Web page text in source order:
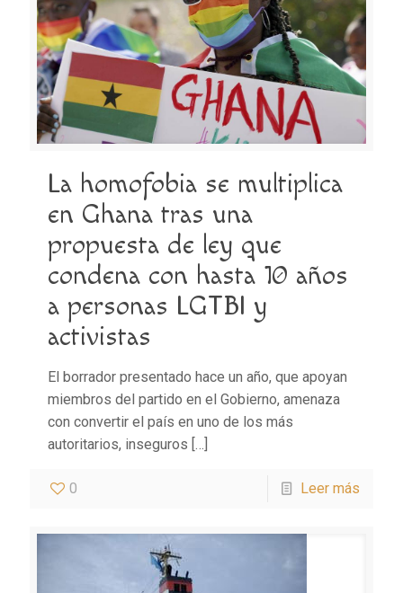
La homofobia se multiplica
en Ghana tras una
propuesta de ley que
condena con hasta 10 años
a personas LGTBI y
activistas
El borrador presentado hace un año, que apoyan
miembros del partido en el Gobierno, amenaza
con convertir el país en uno de los más
autoritarios, inseguros […]
0 Leer más